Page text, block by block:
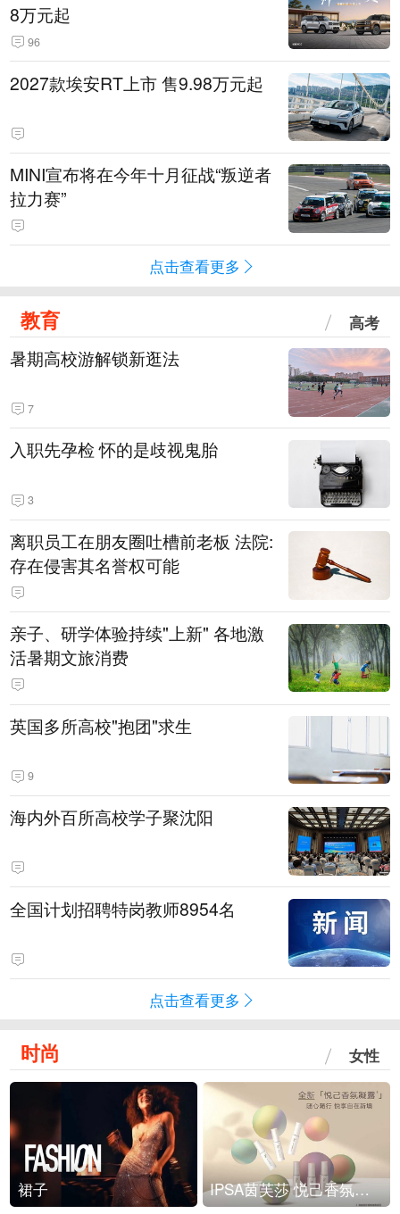
8万元起
96
2027款埃安RT上市 售9.98万元起
MINI宣布将在今年十月征战“叛逆者
拉力赛”
点击查看更多
教育 高考
暑期高校游解锁新逛法
7
入职先孕检 怀的是歧视鬼胎
3
离职员工在朋友圈吐槽前老板 法院:
存在侵害其名誉权可能
亲子、研学体验持续"上新" 各地激
活暑期文旅消费
英国多所高校"抱团"求生
9
海内外百所高校学子聚沈阳
全国计划招聘特岗教师8954名
点击查看更多
时尚 女性
裙子 IPSA茵芙莎 悦己香氛凝露上市